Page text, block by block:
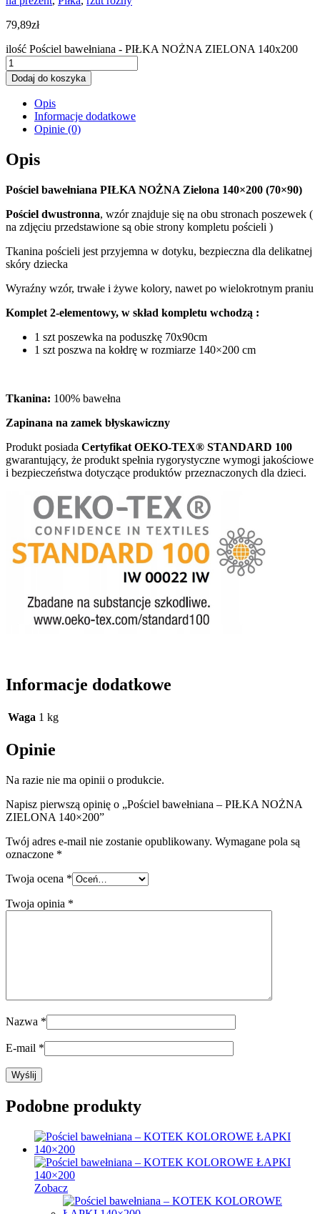
79,89zł
ilość Pościel bawełniana - PIŁKA NOŻNA ZIELONA 140x200
Dodaj do koszyka
Opis
Informacje dodatkowe
Opinie (0)
Opis
Pościel bawełniana PIŁKA NOŻNA Zielona 140×200 (70×90)
Pościel dwustronna, wzór znajduje się na obu stronach poszewek (
na zdjęciu przedstawione są obie strony kompletu pościeli )
Tkanina pościeli jest przyjemna w dotyku, bezpieczna dla delikatnej
skóry dziecka
Wyraźny wzór, trwałe i żywe kolory, nawet po wielokrotnym praniu
Komplet 2-elementowy, w skład kompletu wchodzą :
1 szt poszewka na poduszkę 70x90cm
1 szt poszwa na kołdrę w rozmiarze 140×200 cm
Tkanina: 100% bawełna
Zapinana na zamek błyskawiczny
Produkt posiada Certyfikat OEKO-TEX® STANDARD 100
gwarantujący, że produkt spełnia rygorystyczne wymogi jakościowe
i bezpieczeństwa dotyczące produktów przeznaczonych dla dzieci.
Informacje dodatkowe
Waga 1 kg
Opinie
Na razie nie ma opinii o produkcie.
Napisz pierwszą opinię o „Pościel bawełniana – PIŁKA NOŻNA
ZIELONA 140×200”
Twój adres e-mail nie zostanie opublikowany. Wymagane pola są
oznaczone *
Twoja ocena *
Twoja opinia *
Nazwa *
E-mail *
Podobne produkty
Zobacz